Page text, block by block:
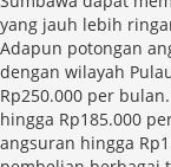
yang jauh lebih
Adapun potongan
dengan wilayah
Rp250.000 per
hingga Rp185.000
angsuran hingga